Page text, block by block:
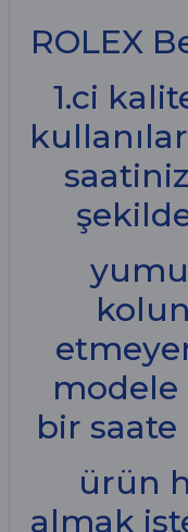
ROLEX
1.ci
modele
bir
ürün
almak